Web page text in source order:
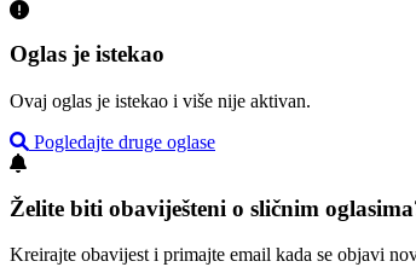
Oglas je istekao
Ovaj oglas je istekao i više nije aktivan.
Pogledajte druge oglase
Želite biti obaviješteni o sličnim
Kreirajte obavijest i primajte email kada se objavi